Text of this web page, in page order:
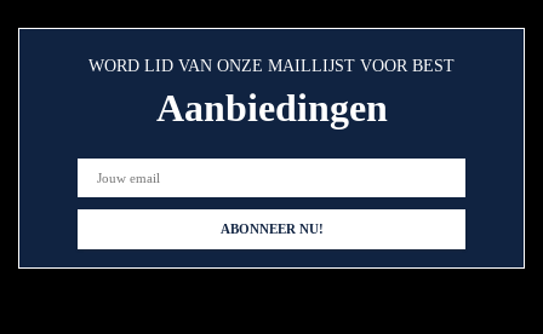
WORD LID VAN ONZE MAILLIJST VOOR BEST
Aanbiedingen